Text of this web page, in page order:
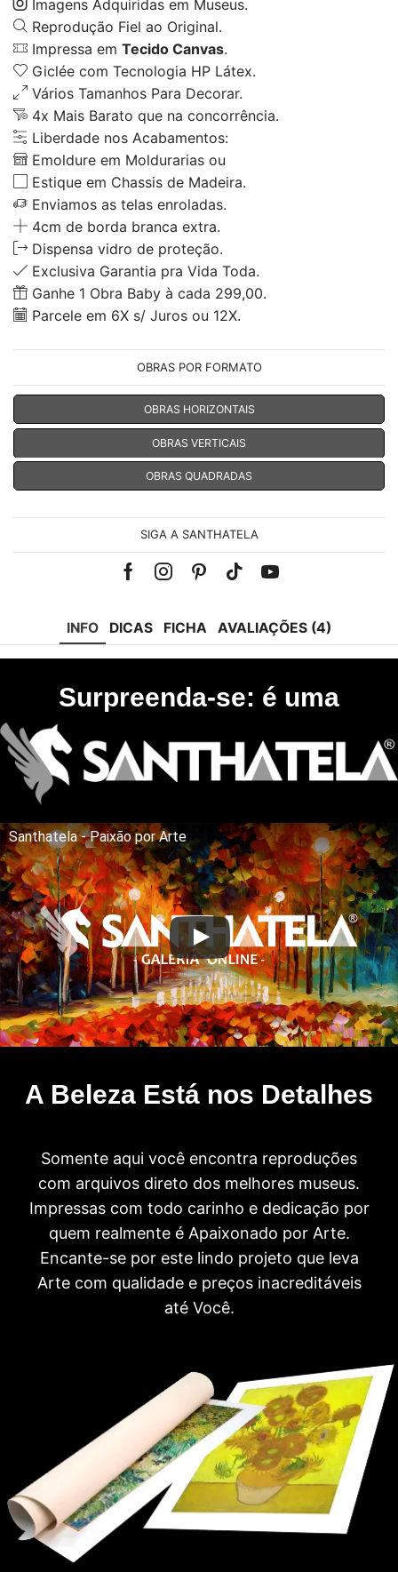
Imagens Adquiridas em Museus.
Reprodução Fiel ao Original.
Impressa em Tecido Canvas.
Giclée com Tecnologia HP Látex.
Vários Tamanhos Para Decorar.
4x Mais Barato que na concorrência.
Liberdade nos Acabamentos:
Emoldure em Moldurarias ou
Estique em Chassis de Madeira.
Enviamos as telas enroladas.
4cm de borda branca extra.
Dispensa vidro de proteção.
Exclusiva Garantia pra Vida Toda.
Ganhe 1 Obra Baby à cada 299,00.
Parcele em 6X s/ Juros ou 12X.
OBRAS POR FORMATO
OBRAS HORIZONTAIS
OBRAS VERTICAIS
OBRAS QUADRADAS
SIGA A SANTHATELA
Facebook
Instagram
Pinterest
Tik-Youtube
INFO DICAS FICHA AVALIAÇÕES (4)
Surpreenda-se: é uma
Santhatela - Paixão por Arte
A Beleza Está nos Detalhes
Somente aqui você encontra reproduções
com arquivos direto dos melhores museus.
Impressas com todo carinho e dedicação por
quem realmente é Apaixonado por Arte.
Encante-se por este lindo projeto que leva
Arte com qualidade e preços inacreditáveis
até Você.